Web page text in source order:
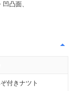
凸面、
付きナツト